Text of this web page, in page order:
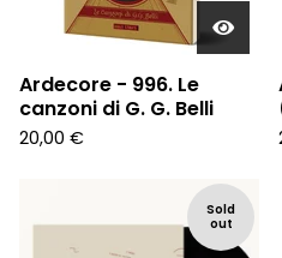
Ardecore - 996. Le
canzoni di G. G. Belli
20,00 €
Sold
out